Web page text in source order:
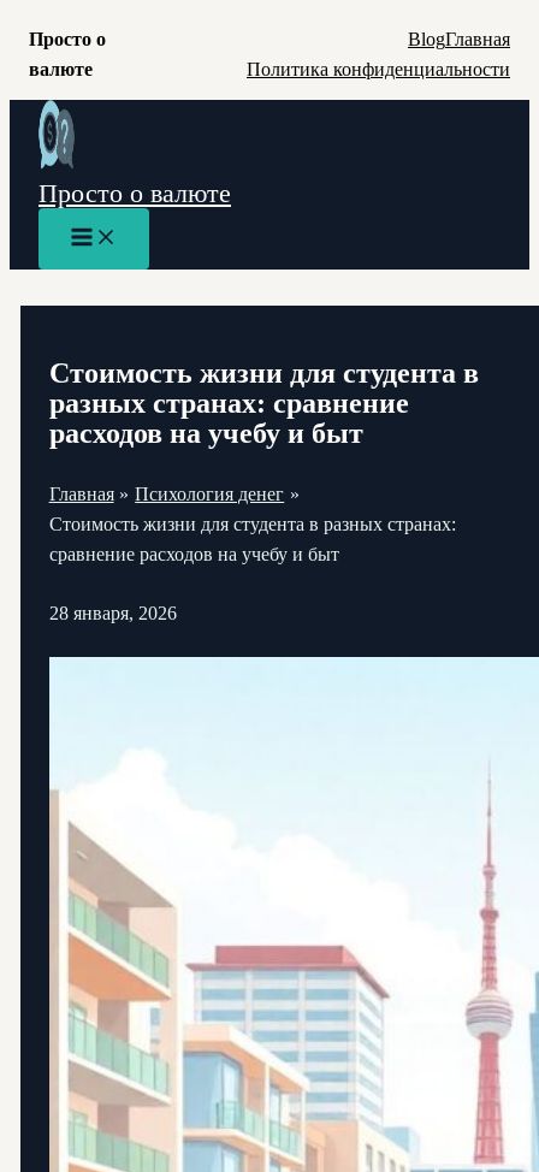
Просто о
валюте
BlogГлавная
Политика конфиденциальности
Перейти
содержимому
Просто о валюте
Main
Menu
Стоимость жизни для студента в
разных странах: сравнение
расходов на учебу и быт
Главная
Психология денег
Стоимость жизни для студента в разных странах:
сравнение расходов на учебу и быт
28 января, 2026